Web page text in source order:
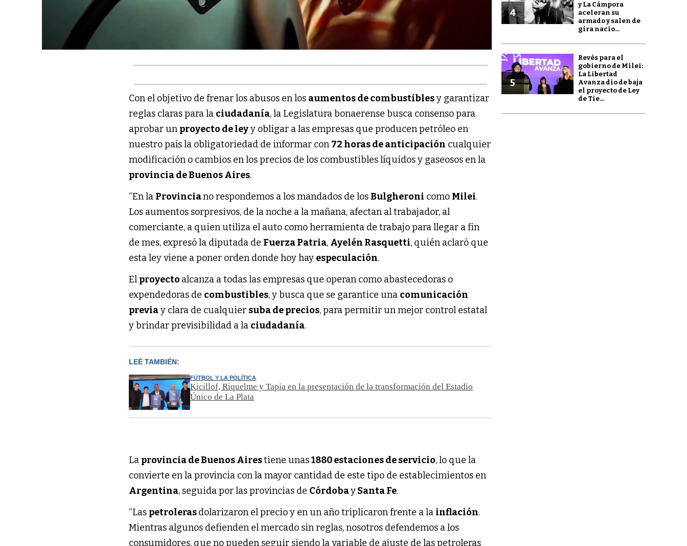
Con el objetivo de frenar los abusos en los aumentos de combustiblesy garantizar
reglas claras para la ciudadanía, la Legislatura bonaerense busca consenso para
aprobar un proyecto de leyy obligar a las empresas que producen petróleo en
nuestro país la obligatoriedad de informar con 72 horas de anticipación cualquier
modificación o cambios en los precios de los combustibles líquidos y gaseosos en la
provincia de Buenos Aires.
“En la Provinciano respondemos a los mandados de losBulgheroni como Milei.
Los aumentos sorpresivos, de la noche a la mañana, afectan al trabajador, al
comerciante, a quien utiliza el auto como herramienta de trabajo para llegar a fin
de mes, expresó la diputada de Fuerza Patria, Ayelén Rasquetti, quién aclaró que
esta ley viene a poner orden donde hoy hay especulación.
El proyecto alcanza a todas las empresas que operan como abastecedoras o
expendedoras de combustibles, y busca que se garantice una comunicación
previay clara de cualquier suba de precios, para permitir un mejor control estatal
y brindar previsibilidad a la ciudadanía.
LEÉ TAMBIÉN:
FÚTBOL Y LA POLÍTICA
Kicillof, Riquelme y Tapia en la presentación de la transformación del Estadio
Único de La Plata
La provincia de Buenos Airestiene unas1880 estaciones de servicio, lo que la
convierte en la provincia con la mayor cantidad de este tipo de establecimientos en
Argentina, seguida por las provincias de CórdobaySanta Fe.
“Las petrolerasdolarizaron el precio y en un año triplicaron frente a la inflación.
Mientras algunos defienden el mercado sin reglas, nosotros defendemos a los
consumidores, que no pueden seguir siendo la variable de ajuste de las petroleras
4
y La Cámpora
aceleran su
armado y salen de
gira nacio...
5
Revés para el
gobierno de Milei:
La Libertad
Avanza dio de baja
el proyecto de Ley
de Tie...